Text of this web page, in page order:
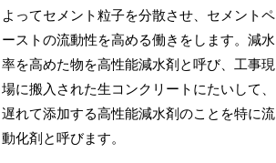
よってセメント粒子を分散させ、セメントペ
ーストの流動性を高める働きをします。減水
率を高めた物を高性能減水剤と呼び、工事現
場に搬入された生コンクリートにたいして、
遅れて添加する高性能減水剤のことを特に流
動化剤と呼びます。